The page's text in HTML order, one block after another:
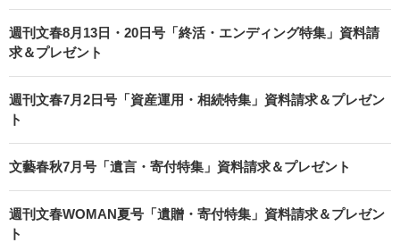
週刊文春8月13日・20日号「終活・エンディング特集」資料請
求＆プレゼント
週刊文春7月2日号「資産運用・相続特集」資料請求＆プレゼン
ト
文藝春秋7月号「遺言・寄付特集」資料請求＆プレゼント
週刊文春WOMAN夏号「遺贈・寄付特集」資料請求＆プレゼン
ト